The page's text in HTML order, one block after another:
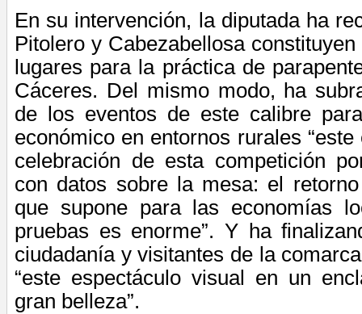
En su intervención, la diputada ha
Pitolero y Cabezabellosa
lugares para la práctica de
Cáceres. Del mismo modo, ha
de los eventos de este calibre
económico en entornos rurales
celebración de esta competición
con datos sobre la mesa: el
que supone para las economías
pruebas es enorme”. Y ha
ciudadanía y visitantes de la
“este espectáculo visual en un
gran belleza”.